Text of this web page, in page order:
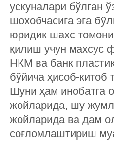
ускуналари бўлган
шохобчасига эга
юридик шахс
қилиш учун махсус
НКМ ва банк
бўйича ҳисоб-китоб
Шуни ҳам инобатга
жойларида, шу
жойларида ва дам
соғломлаштириш